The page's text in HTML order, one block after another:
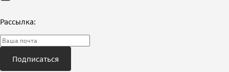
Рассылка:
Подписаться